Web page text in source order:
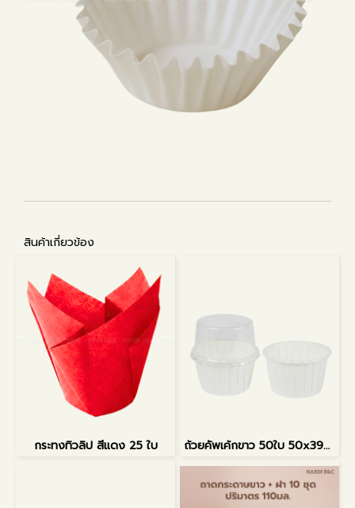
สินค้าเกี่ยวข้อง
กระทงทิวลิป สีแดง 25 ใบ ถ้วยคัพเค้กขาว 50ใบ 50x39x68mm